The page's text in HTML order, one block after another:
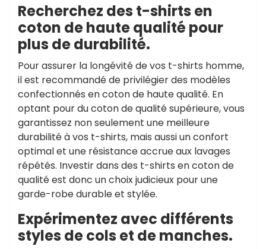
Recherchez des t-shirts en
coton de haute qualité pour
plus de durabilité.
Pour assurer la longévité de vos t-shirts homme,
il est recommandé de privilégier des modèles
confectionnés en coton de haute qualité. En
optant pour du coton de qualité supérieure, vous
garantissez non seulement une meilleure
durabilité à vos t-shirts, mais aussi un confort
optimal et une résistance accrue aux lavages
répétés. Investir dans des t-shirts en coton de
qualité est donc un choix judicieux pour une
garde-robe durable et stylée.
Expérimentez avec différents
styles de cols et de manches.